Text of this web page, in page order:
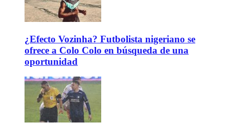
¿Efecto Vozinha? Futbolista nigeriano se
ofrece a Colo Colo en búsqueda de una
oportunidad